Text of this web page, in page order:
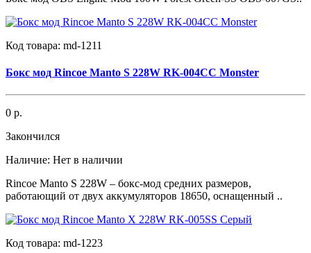
Код товара: md-1211
Бокс мод Rincoe Manto S 228W RK-004CC Monster
0 р.
Закончился
Наличие: Нет в наличии
Rincoe Manto S 228W – бокс-мод средних размеров,
работающий от двух аккумуляторов 18650, оснащенный ..
Код товара: md-1223